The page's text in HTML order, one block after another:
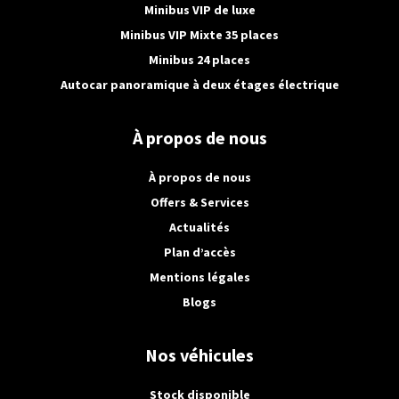
Minibus VIP de luxe
Minibus VIP Mixte 35 places
Minibus 24 places
Autocar panoramique à deux étages électrique
À propos de nous
À propos de nous
Offers & Services
Actualités
Plan d’accès
Mentions légales
Blogs
Nos véhicules
Stock disponible